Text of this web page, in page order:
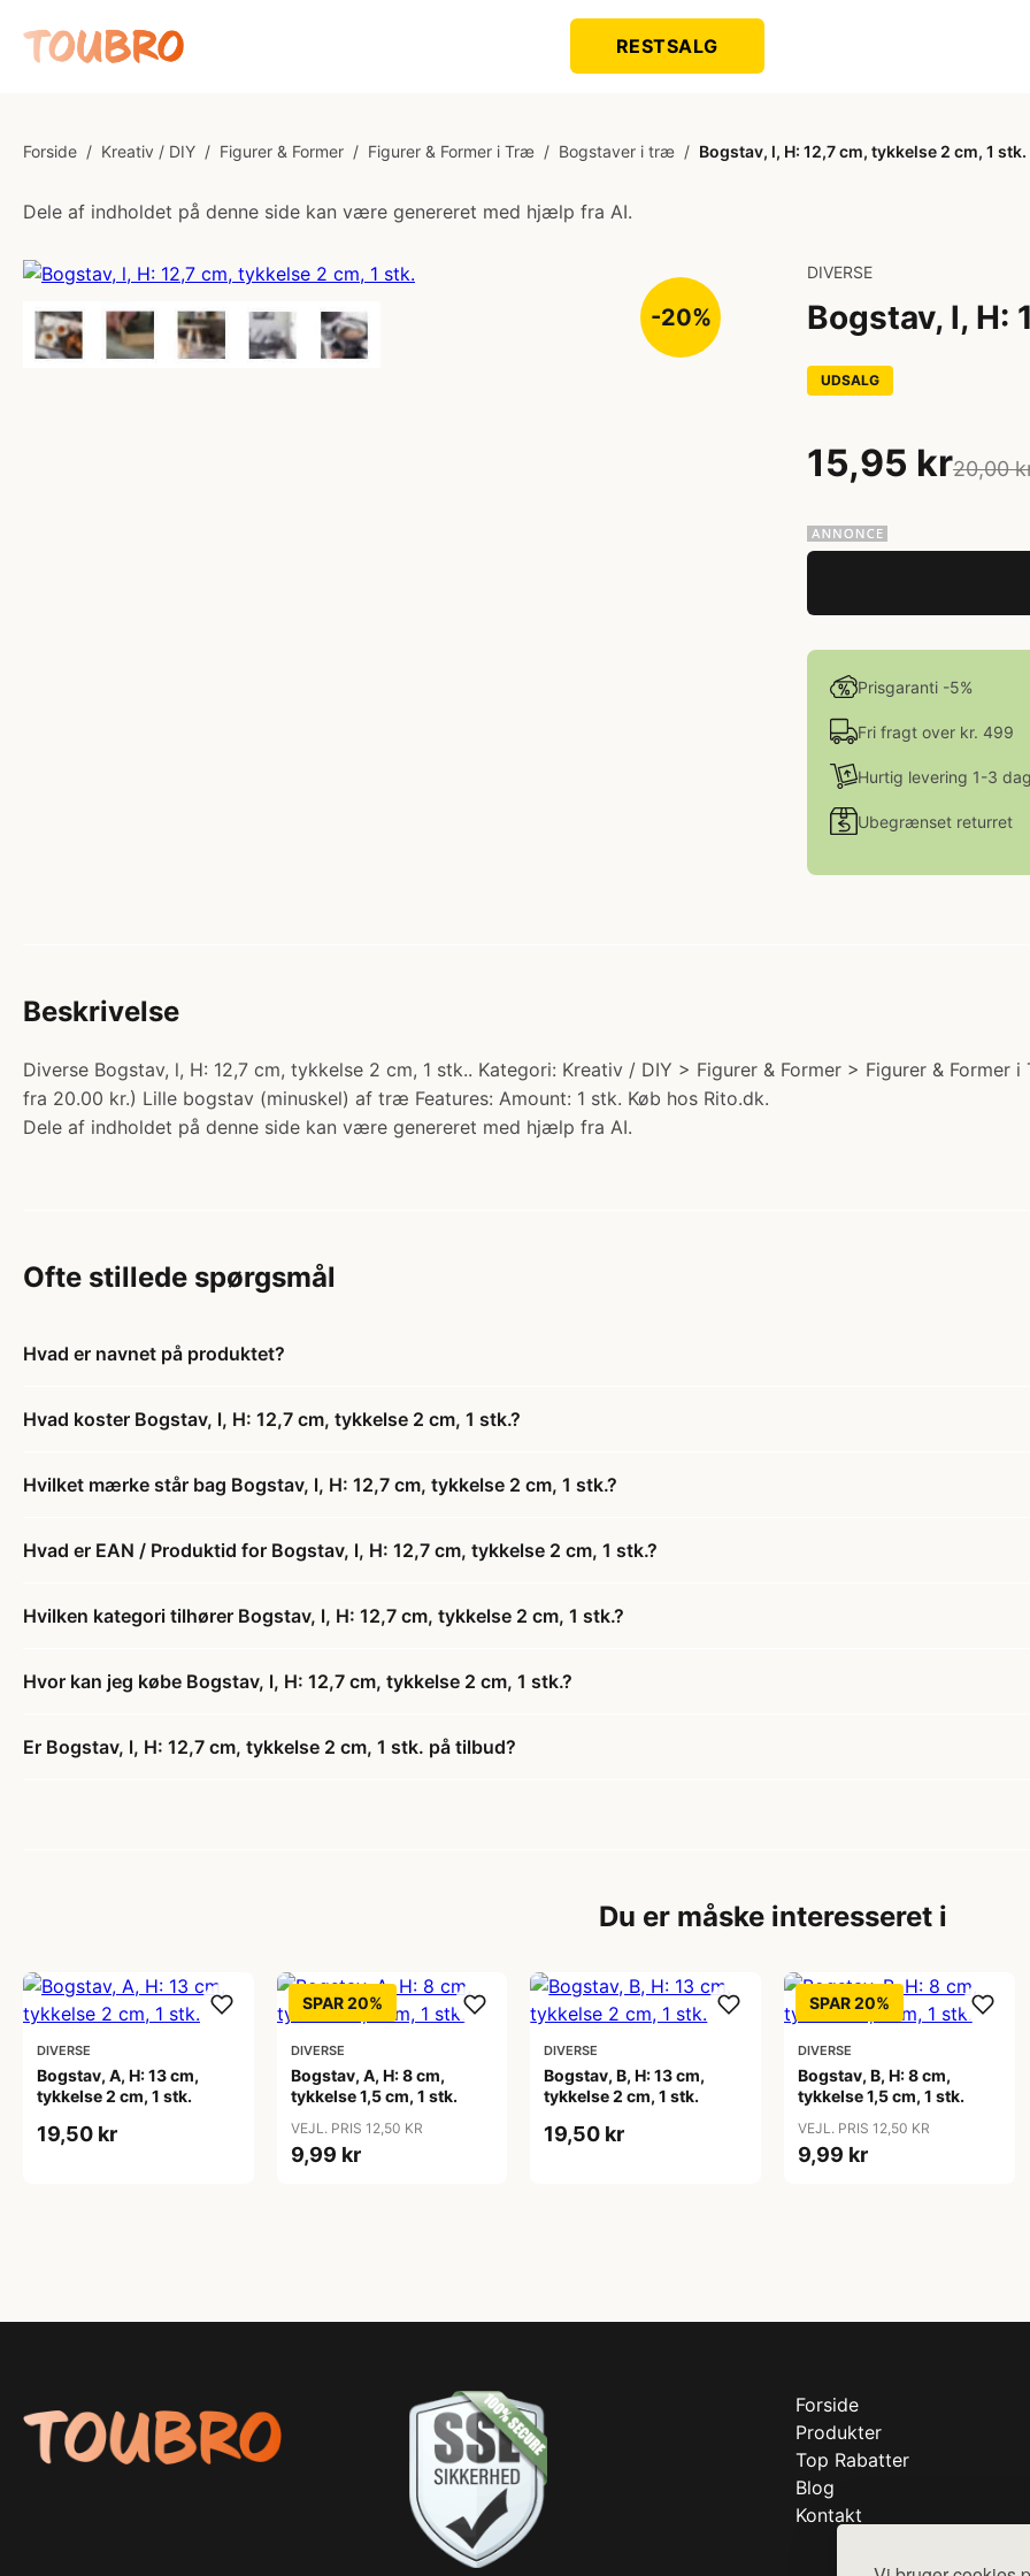
RESTSALG
Forside / Kreativ / DIY / Figurer & Former / Figurer & Former i Træ / Bogstaver i træ / Bogstav, l, H: 12,7 cm, tykkelse 2 cm, 1 stk.
Dele af indholdet på denne side kan være genereret med hjælp fra AI.
-20%
DIVERSE
Bogstav, l, H:
UDSALG
15,95 kr20,00
Prisgaranti -5%
Fri fragt over kr. 499
Hurtig levering 1-3
Ubegrænset returret
Beskrivelse
Diverse Bogstav, l, H: 12,7 cm, tykkelse 2 cm, 1 stk.. Kategori: Kreativ / DIY > Figurer & Former > Figurer &
fra 20.00 kr.) Lille bogstav (minuskel) af træ Features: Amount: 1 stk. Køb hos Rito.dk.
Dele af indholdet på denne side kan være genereret med hjælp fra AI.
Ofte stillede spørgsmål
Hvad er navnet på produktet?
Hvad koster Bogstav, l, H: 12,7 cm, tykkelse 2 cm, 1 stk.?
Hvilket mærke står bag Bogstav, l, H: 12,7 cm, tykkelse 2 cm, 1 stk.?
Hvad er EAN / Produktid for Bogstav, l, H: 12,7 cm, tykkelse 2 cm, 1 stk.?
Hvilken kategori tilhører Bogstav, l, H: 12,7 cm, tykkelse 2 cm, 1 stk.?
Hvor kan jeg købe Bogstav, l, H: 12,7 cm, tykkelse 2 cm, 1 stk.?
Er Bogstav, l, H: 12,7 cm, tykkelse 2 cm, 1 stk. på tilbud?
Du er måske interesseret i
DIVERSE
Bogstav, A, H: 13 cm,
tykkelse 2 cm, 1 stk.
19,50 kr
SPAR 20%
DIVERSE
Bogstav, A, H: 8 cm,
tykkelse 1,5 cm, 1 stk.
VEJL. PRIS 12,50 KR
9,99 kr
DIVERSE
Bogstav, B, H: 13 cm,
tykkelse 2 cm, 1 stk.
19,50 kr
SPAR 20%
DIVERSE
Bogstav, B, H: 8 cm,
tykkelse 1,5 cm, 1 stk.
VEJL. PRIS 12,50 KR
9,99 kr
Forside
Produkter
Top Rabatter
Blog
Kontakt